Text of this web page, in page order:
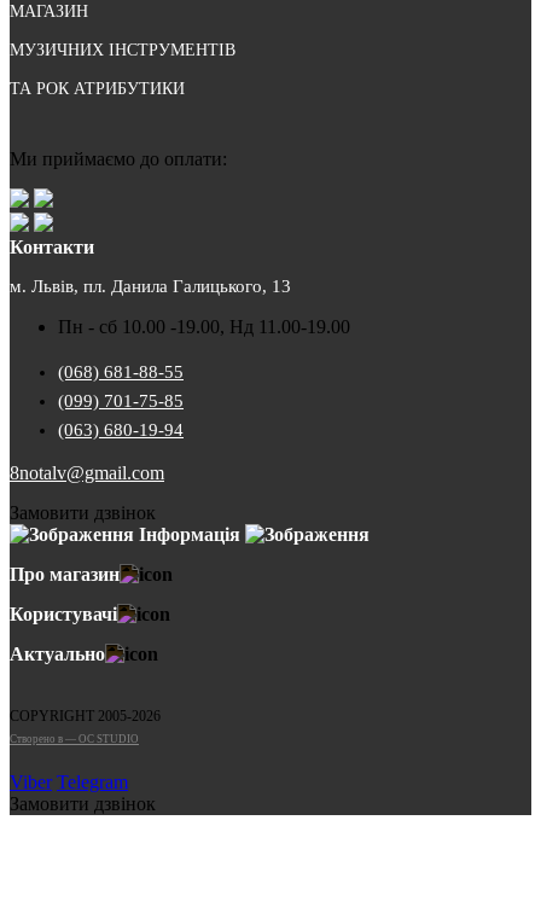
МАГАЗИН
МУЗИЧНИХ ІНСТРУМЕНТІВ
ТА РОК АТРИБУТИКИ
Ми приймаємо до оплати:
Контакти
м. Львів, пл. Данила Галицького, 13
Пн - сб 10.00 -19.00, Нд 11.00-19.00
(068) 681-88-55
(099) 701-75-85
(063) 680-19-94
8notalv@gmail.com
Замовити дзвінок
Інформація
Про магазин
Користувачі
Актуально
COPYRIGHT 2005-2026
Cтворено в — OC STUDIO
Viber Telegram
Замовити дзвінок